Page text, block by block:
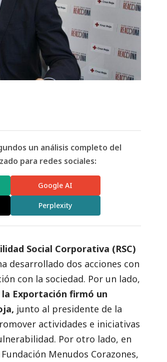
un análisis completo del
para redes sociales:
Google AI
Perplexity
Social Corporativa (RSC)
desarrollado dos acciones con
con la sociedad. Por un lado,
la Exportación firmó un
junto al presidente de la
actividades e iniciativas
Por otro lado, en
Menudos Corazones,